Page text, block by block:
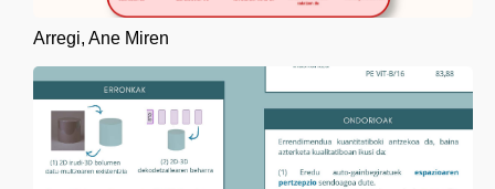
Arregi, Ane Miren